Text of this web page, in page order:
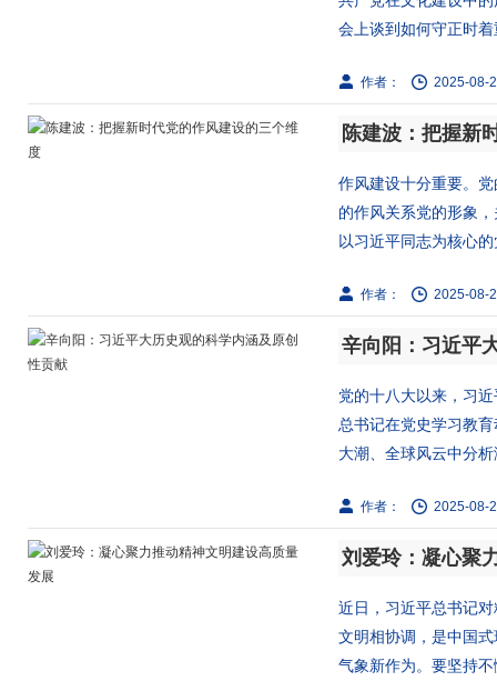
会上谈到如何守正时
作者： 2025-08-
陈建波：把握新
作风建设十分重要。
的作风关系党的形象
以习近平同志为核心
作者： 2025-08-
辛向阳：习近平
党的十八大以来，习
总书记在党史学习教
大潮、全球风云中分
作者： 2025-08-
刘爱玲：凝心聚
近日，习近平总书记
文明相协调，是中国
气象新作为。要坚持